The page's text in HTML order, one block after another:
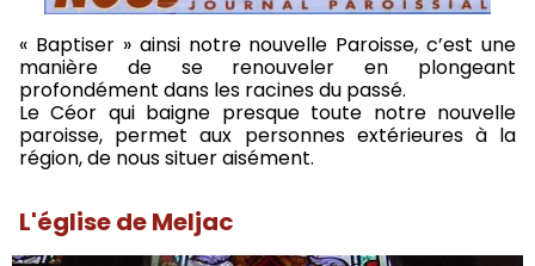
« Baptiser » ainsi notre nouvelle Paroisse, c’est une
manière de se renouveler en plongeant
profondément dans les racines du passé.
Le Céor qui baigne presque toute notre nouvelle
paroisse, permet aux personnes extérieures à la
région, de nous situer aisément.
L'église de Meljac